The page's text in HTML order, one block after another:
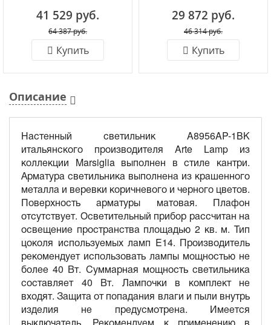
41 529 руб.
64 387 руб.
Купить
29 872 руб.
46 314 руб.
Купить
Описание
Настенный светильник A8956AP-1BK
итальянского производителя Arte Lamp из
коллекции Marsiglia выполнен в стиле кантри.
Арматура светильника выполнена из крашенного
металла и веревки коричневого и черного цветов.
Поверхность арматуры матовая. Плафон
отсутствует. Осветительный прибор рассчитан на
освещение пространства площадью 2 кв. м. Тип
цоколя используемых ламп E14. Производитель
рекомендует использовать лампы мощностью не
более 40 Вт. Суммарная мощность светильника
составляет 40 Вт. Лампочки в комплект не
входят. Защита от попадания влаги и пыли внутрь
изделия не предусмотрена. Имеется